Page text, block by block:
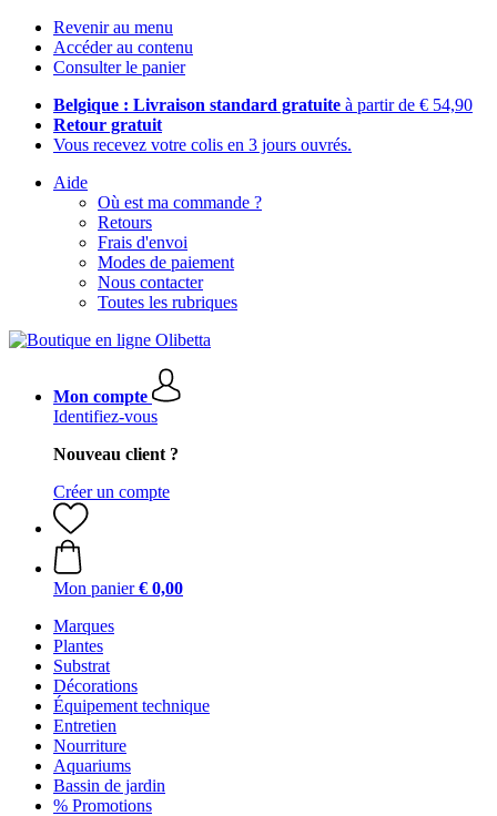
Revenir au menu
Accéder au contenu
Consulter le panier
Belgique : Livraison standard gratuite à partir de € 54,90
Retour gratuit
Vous recevez votre colis en 3 jours ouvrés.
Aide
Où est ma commande ?
Retours
Frais d'envoi
Modes de paiement
Nous contacter
Toutes les rubriques
Mon compte
Identifiez-vous
Nouveau client ?
Créer un compte
Mon panier € 0,00
Marques
Plantes
Substrat
Décorations
Équipement technique
Entretien
Nourriture
Aquariums
Bassin de jardin
% Promotions